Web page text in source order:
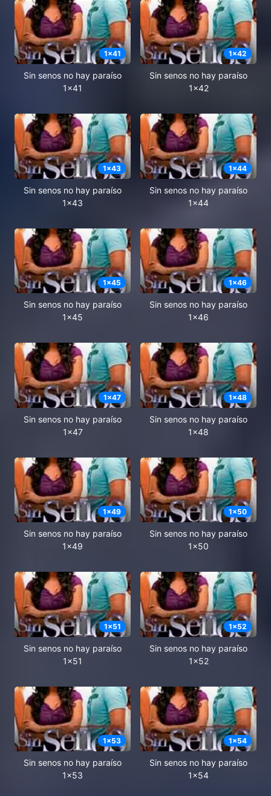
1x41
Sin senos no hay paraíso
1x41
1x42
Sin senos no hay paraíso
1x42
1x43
Sin senos no hay paraíso
1x43
1x44
Sin senos no hay paraíso
1x44
1x45
Sin senos no hay paraíso
1x45
1x46
Sin senos no hay paraíso
1x46
1x47
Sin senos no hay paraíso
1x47
1x48
Sin senos no hay paraíso
1x48
1x49
Sin senos no hay paraíso
1x49
1x50
Sin senos no hay paraíso
1x50
1x51
Sin senos no hay paraíso
1x51
1x52
Sin senos no hay paraíso
1x52
1x53
Sin senos no hay paraíso
1x53
1x54
Sin senos no hay paraíso
1x54